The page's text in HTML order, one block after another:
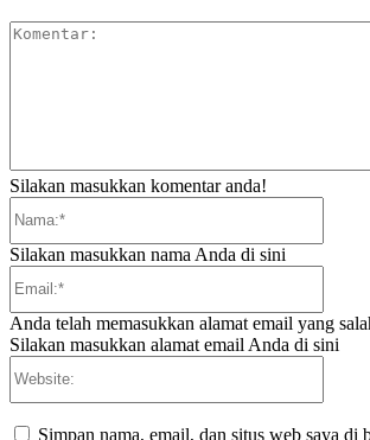
Silakan masukkan komentar anda!
Silakan masukkan nama Anda di sini
Anda telah memasukkan alamat email yang
Silakan masukkan alamat email Anda di sini
Simpan nama, email, dan situs web saya di